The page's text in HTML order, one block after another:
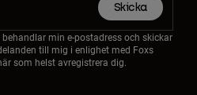
Skicka
min e-postadress och skickar
till mig i enlighet med Foxs
som helst avregistrera dig.